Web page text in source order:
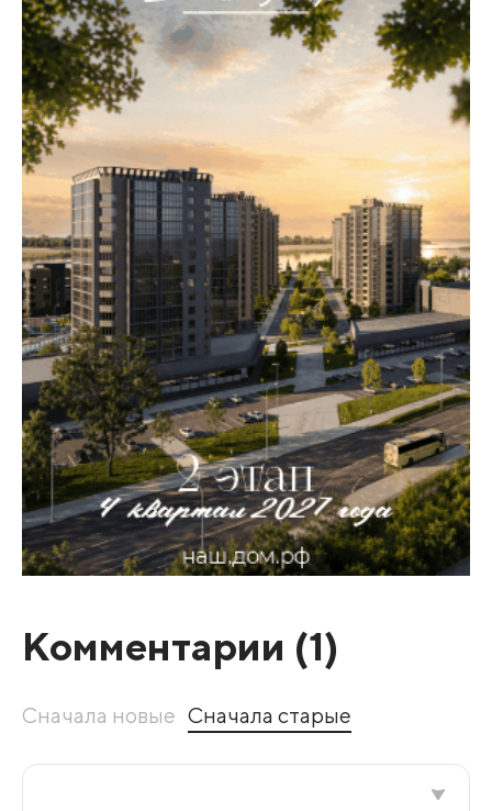
Комментарии (1)
Сначала новые Сначала старые